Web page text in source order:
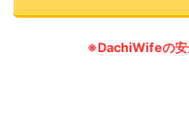
※DachiWifeの安